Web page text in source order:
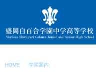
ス
キ
プHOME 学園案内